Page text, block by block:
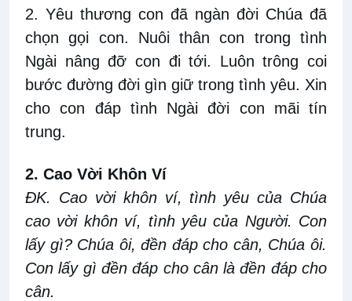
2. Yêu thương con đã ngàn đời Chúa đã
chọn gọi con. Nuôi thân con trong tình
Ngài nâng đỡ con đi tới. Luôn trông coi
bước đường đời gìn giữ trong tình yêu. Xin
cho con đáp tình Ngài đời con mãi tín
trung.
2. Cao Vời Khôn Ví
ĐK. Cao vời khôn ví, tình yêu của Chúa
cao vời khôn ví, tình yêu của Người. Con
lấy gì? Chúa ôi, đền đáp cho cân, Chúa ôi.
Con lấy gì đền đáp cho cân là đền đáp cho
cân.